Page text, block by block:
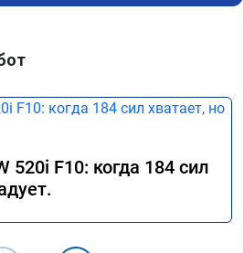
520i F10: когда 184 сил